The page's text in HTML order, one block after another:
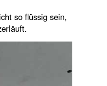
so flüssig sein,